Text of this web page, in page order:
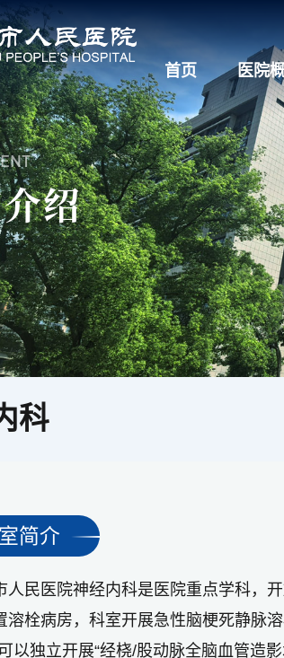
首页 医院
绍
科
简介
人民医院神经内科是医院重点学科，
溶栓病房，科室开展急性脑梗死静脉
以独立开展“经桡/股动脉全脑血管造